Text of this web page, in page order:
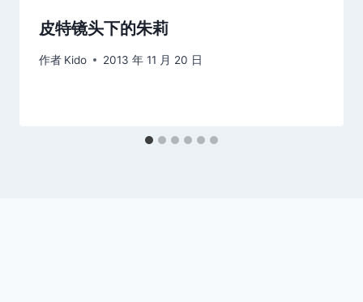
皮特镜头下的朱莉
作者 Kido 2013 年 11 月 20 日